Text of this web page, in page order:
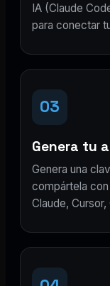
IA (Claude
para conectar
03
Genera tu
Genera una
compártela
Claude,